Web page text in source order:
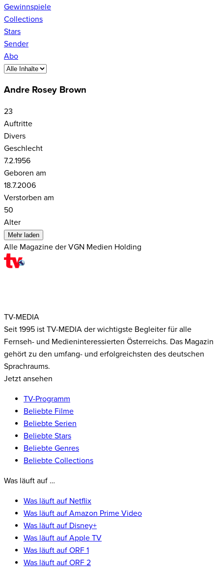
Gewinnspiele
Collections
Stars
Sender
Abo
Andre Rosey Brown
23
Auftritte
Divers
Geschlecht
7.2.1956
Geboren am
18.7.2006
Verstorben am
50
Alter
Mehr laden
Alle Magazine der VGN Medien Holding
TV-MEDIA
Seit 1995 ist TV-MEDIA der wichtigste Begleiter für alle
Fernseh- und Medieninteressierten Österreichs. Das Magazin
gehört zu den umfang- und erfolgreichsten des deutschen
Sprachraums.
Jetzt ansehen
TV-Programm
Beliebte Filme
Beliebte Serien
Beliebte Stars
Beliebte Genres
Beliebte Collections
Was läuft auf …
Was läuft auf Netflix
Was läuft auf Amazon Prime Video
Was läuft auf Disney+
Was läuft auf Apple TV
Was läuft auf ORF 1
Was läuft auf ORF 2